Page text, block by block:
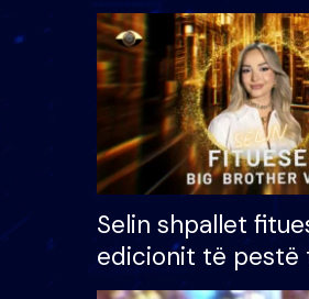
Selin shpallet
edicionit të pestë
Brother VIP,